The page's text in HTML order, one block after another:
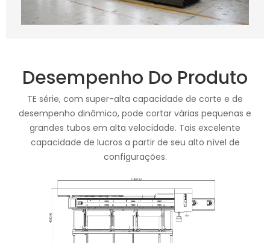
Desempenho Do Produto
TE série, com super-alta capacidade de corte e de
desempenho dinâmico, pode cortar várias pequenas e
grandes tubos em alta velocidade. Tais excelente
capacidade de lucros a partir de seu alto nível de
configurações.